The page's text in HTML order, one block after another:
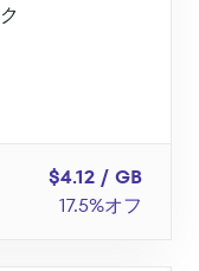
$4.12 / GB
17.5%オフ